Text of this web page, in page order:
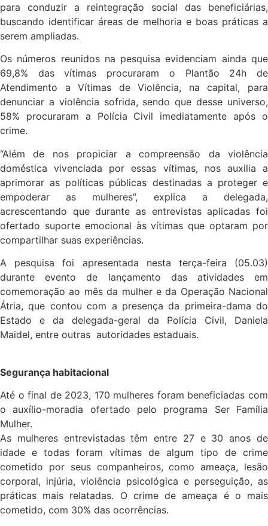
para conduzir a reintegração social das beneficiárias,
buscando identificar áreas de melhoria e boas práticas a
serem ampliadas.
Os números reunidos na pesquisa evidenciam ainda que
69,8% das vítimas procuraram o Plantão 24h de
Atendimento a Vítimas de Violência, na capital, para
denunciar a violência sofrida, sendo que desse universo,
58% procuraram a Polícia Civil imediatamente após o
crime.
“Além de nos propiciar a compreensão da violência
doméstica vivenciada por essas vítimas, nos auxilia a
aprimorar as políticas públicas destinadas a proteger e
empoderar as mulheres”, explica a delegada,
acrescentando que durante as entrevistas aplicadas foi
ofertado suporte emocional às vítimas que optaram por
compartilhar suas experiências.
A pesquisa foi apresentada nesta terça-feira (05.03)
durante evento de lançamento das atividades em
comemoração ao mês da mulher e da Operação Nacional
Átria, que contou com a presença da primeira-dama do
Estado e da delegada-geral da Polícia Civil, Daniela
Maidel, entre outras autoridades estaduais.
Segurança habitacional
Até o final de 2023, 170 mulheres foram beneficiadas com
o auxílio-moradia ofertado pelo programa Ser Família
Mulher.
As mulheres entrevistadas têm entre 27 e 30 anos de
idade e todas foram vítimas de algum tipo de crime
cometido por seus companheiros, como ameaça, lesão
corporal, injúria, violência psicológica e perseguição, as
práticas mais relatadas. O crime de ameaça é o mais
cometido, com 30% das ocorrências.